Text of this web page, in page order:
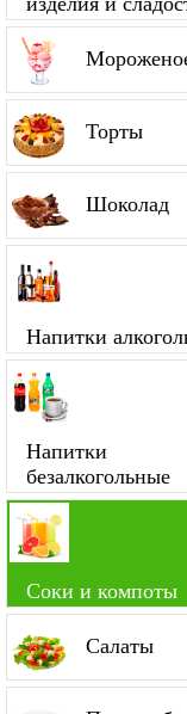
Торты
Шоколад
Напитки
Напитки
безалкогольные
Соки и компоты
Салаты